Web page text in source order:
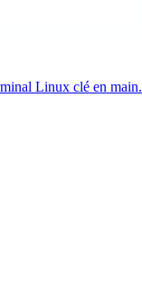
Linux clé en main.